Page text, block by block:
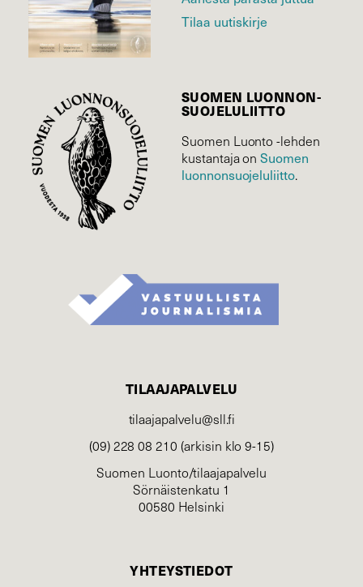
Tilaa uutiskirje
SUOMEN LUONNON­
SUOJELU­LIITTO
Suomen Luonto -lehden
kustantaja onSuomen
luonnonsuojelu­liitto.
TILAAJAPALVELU
tilaajapalvelu@sll.fi
(09) 228 08 210 (arkisin klo 9-15)
Suomen Luonto/tilaajapalvelu
Sörnäistenkatu 1
00580 Helsinki
YHTEYSTIEDOT